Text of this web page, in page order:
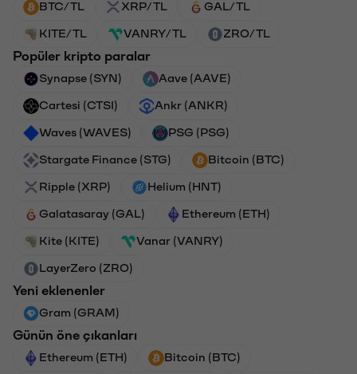
BTC/TL XRP/TL GAL/TL
KITE/TL VANRY/TL ZRO/TL
Popüler kripto paralar
Synapse (SYN) Aave (AAVE)
Cartesi (CTSI) Ankr (ANKR)
Waves (WAVES) PSG (PSG)
Stargate Finance (STG) Bitcoin (BTC)
Ripple (XRP) Helium (HNT)
Galatasaray (GAL) Ethereum (ETH)
Kite (KITE) Vanar (VANRY)
LayerZero (ZRO)
Yeni eklenenler
Gram (GRAM)
Günün öne çıkanları
Ethereum (ETH) Bitcoin (BTC)